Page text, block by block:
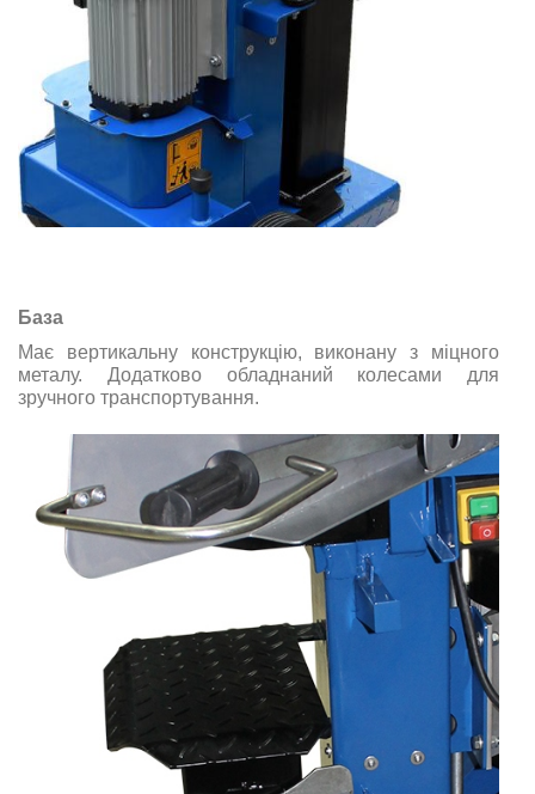
База
Має вертикальну конструкцію, виконану з міцного
металу. Додатково обладнаний колесами для
зручного транспортування.